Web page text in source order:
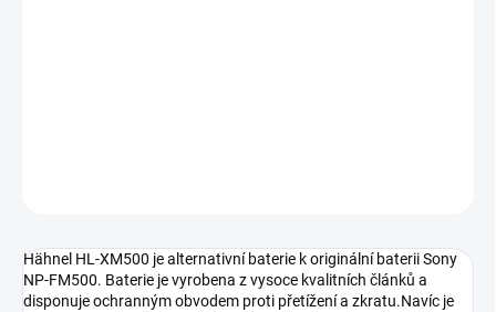
Hähnel HL-XM500 je alternativní baterie k originální baterii Sony
NP-FM500. Baterie je vyrobena z vysoce kvalitních článků a
disponuje ochranným obvodem proti přetížení a zkratu.Navíc je